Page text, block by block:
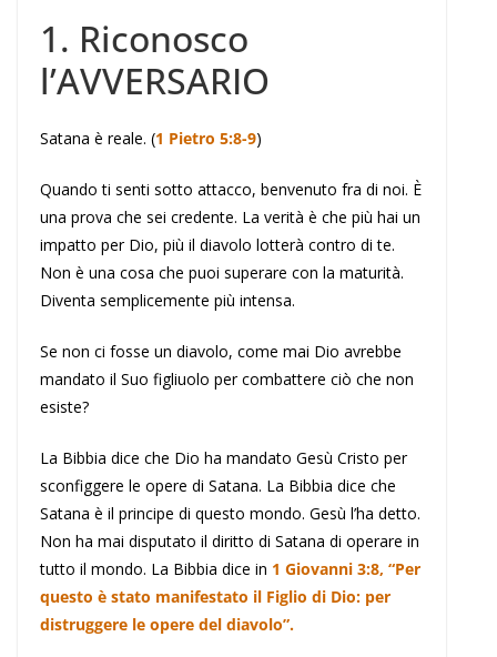
1. Riconosco
l’AVVERSARIO
Satana è reale. (1 Pietro 5:8-9)
Quando ti senti sotto attacco, benvenuto fra di noi. È
una prova che sei credente. La verità è che più hai un
impatto per Dio, più il diavolo lotterà contro di te.
Non è una cosa che puoi superare con la maturità.
Diventa semplicemente più intensa.
Se non ci fosse un diavolo, come mai Dio avrebbe
mandato il Suo figliuolo per combattere ciò che non
esiste?
La Bibbia dice che Dio ha mandato Gesù Cristo per
sconfiggere le opere di Satana. La Bibbia dice che
Satana è il principe di questo mondo. Gesù l’ha detto.
Non ha mai disputato il diritto di Satana di operare in
tutto il mondo. La Bibbia dice in 1 Giovanni 3:8, “Per
questo è stato manifestato il Figlio di Dio: per
distruggere le opere del diavolo”.